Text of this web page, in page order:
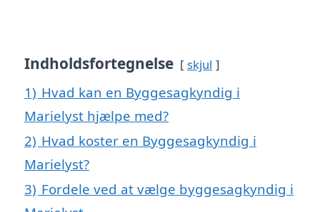
Indholdsfortegnelse skjul
1) Hvad kan en Byggesagkyndig i
Marielyst hjælpe med?
2) Hvad koster en Byggesagkyndig i
Marielyst?
3) Fordele ved at vælge byggesagkyndig i